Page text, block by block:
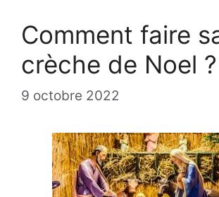
Comment faire
crèche de Noel ?
9 octobre 2022